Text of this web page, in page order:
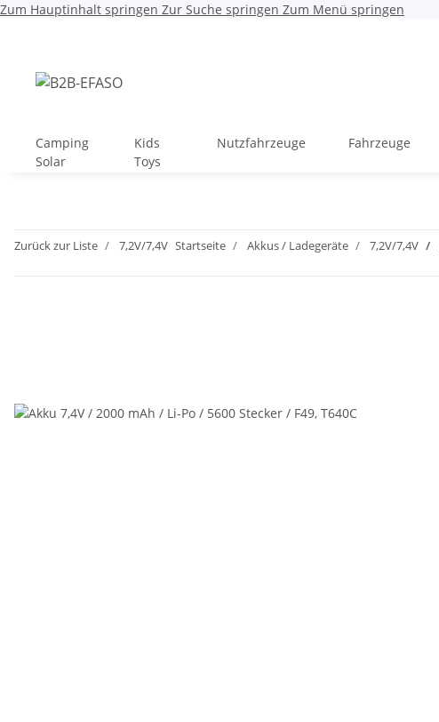
Zum Hauptinhalt springen Zur Suche springen Zum Menü springen
Camping
Solar
Kids
Toys
Nutzfahrzeuge Fahrzeuge
Zurück zur Liste 7,2V/7,4V Startseite Akkus / Ladegeräte 7,2V/7,4V